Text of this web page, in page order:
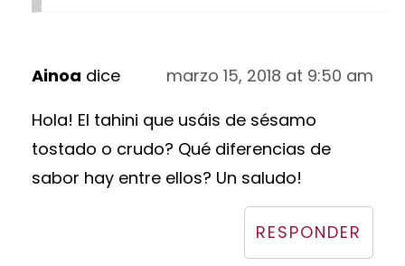
Ainoa dice
marzo 15, 2018 at 9:50 am
Hola! El tahini que usáis de sésamo
tostado o crudo? Qué diferencias de
sabor hay entre ellos? Un saludo!
RESPONDER